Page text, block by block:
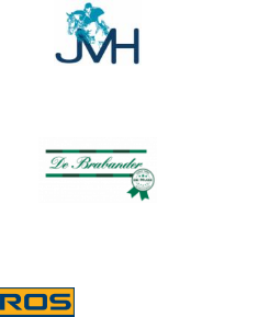
Afbeelding
Afbeelding